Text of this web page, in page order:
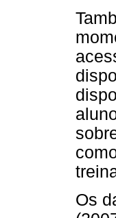
Os